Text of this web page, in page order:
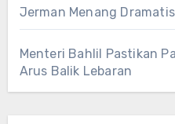
Jerman Menang
Menteri Bahlil Pastikan
Arus Balik Lebaran